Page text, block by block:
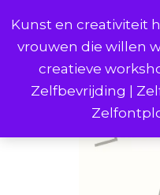
Kunst en creativiteit
vrouwen die willen
creatieve
Zelfbevrijding |